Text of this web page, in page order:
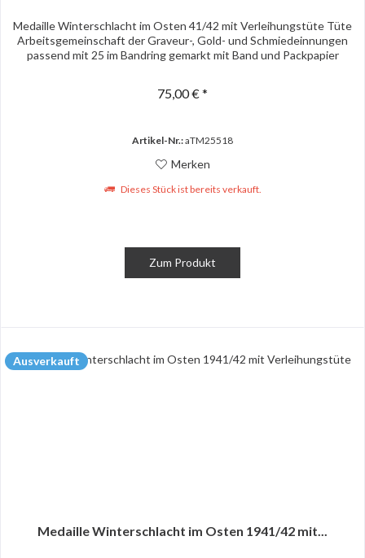
Medaille Winterschlacht im Osten 41/42 mit Verleihungstüte Tüte
Arbeitsgemeinschaft der Graveur-, Gold- und Schmiedeinnungen
passend mit 25 im Bandring gemarkt mit Band und Packpapier
75,00 € *
Artikel-Nr.:aTM25518
Merken
Dieses Stück ist bereits verkauft.
Zum Produkt
Ausverkauft
Medaille Winterschlacht im Osten 1941/42 mit...